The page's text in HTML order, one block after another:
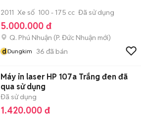
2011 Xe số 100 - 175 cc Đã sử dụng
5.000.000 đ
Q. Phú Nhuận (P. Đức Nhuận mới)
dDungkim 36 đã bán
Máy in laser HP 107a Trắng đen đã
qua sử dụng
Đã sử dụng
1.420.000 đ